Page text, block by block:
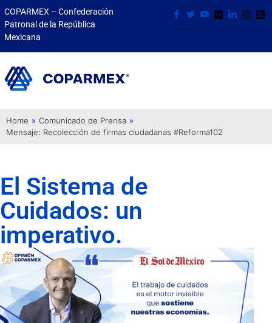
COPARMEX – Confederación
Patronal de la República
Mexicana
Home » Comunicado de Prensa »
Mensaje: Recolección de firmas ciudadanas #Reforma102
El Sistema de
Cuidados: un
imperativo.